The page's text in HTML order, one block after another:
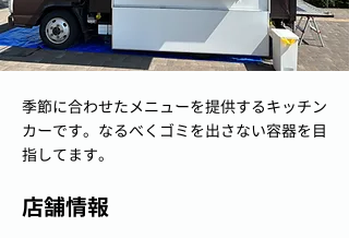
季節に合わせたメニューを提供するキッチン
カーです。なるべくゴミを出さない容器を目
指してます。
店舗情報